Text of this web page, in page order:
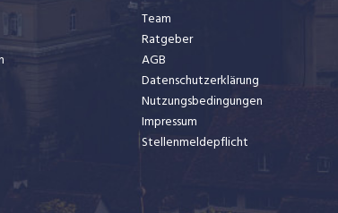
Team
Ratgeber
AGB
Datenschutzerklärung
Nutzungsbedingungen
Impressum
Stellenmeldepflicht